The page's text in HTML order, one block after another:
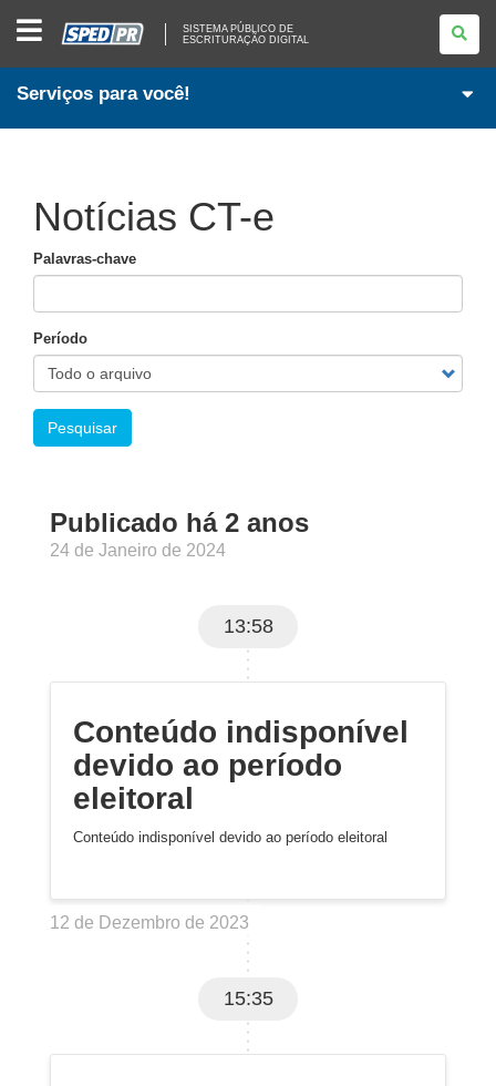
PÚBLICO
DE
ESCRITURAÇÃO
SISTEMA PÚBLICO DE
ESCRITURAÇÃO DIGITAL
Serviços para você!
Notícias CT-e
Palavras-chave
Período
Pesquisar
Publicado há 2 anos
24 de Janeiro de 2024
13:58
Conteúdo indisponível
devido ao período
eleitoral
Conteúdo indisponível devido ao período eleitoral
12 de Dezembro de 2023
15:35